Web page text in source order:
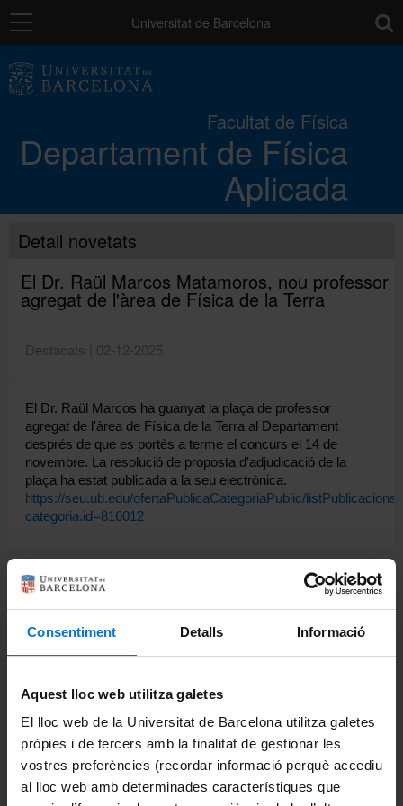
Consentiment Detalls Informació
Aquest lloc web utilitza galetes
El lloc web de la Universitat de Barcelona utilitza galetes
pròpies i de tercers amb la finalitat de gestionar les
vostres preferències (recordar informació perquè accediu
al lloc web amb determinades característiques que
Navegació Universitat de Barcelona
Facultat de Física
Departament de Física
Aplicada
El Departament
Docència
Recerca
Detall novetats
El Dr. Raül Marcos Matamoros, nou professor
agregat de l'àrea de Física de la Terra
Destacats | 02-12-2025
El Dr. Raül Marcos ha guanyat la plaça de professor
agregat de l'àrea de Física de la Terra al Departament
després de que es portès a terme el concurs el 14 de
novembre. La resolució de proposta d'adjudicació de la
plaça ha estat publicada a la seu electrònica.
https://seu.ub.edu/ofertaPublicaCategoriaPublic/
categoria.id=816012
Comparteix-ho:
Portal d'estudiants
Intranet UB (PDI i PTGAS)
Campus Virtual